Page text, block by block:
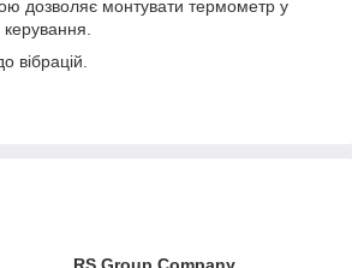
дозволяє монтувати термометр у
вібрацій.
RS Group Company